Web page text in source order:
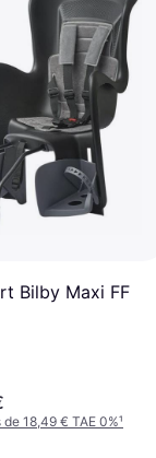
Bilby Maxi FF
18,49 € TAE 0%¹